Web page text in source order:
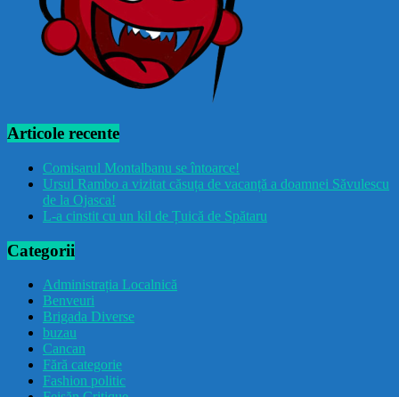
Articole recente
Comisarul Montalbanu se întoarce!
Ursul Rambo a vizitat căsuța de vacanță a doamnei Săvulescu
de la Ojasca!
L-a cinstit cu un kil de Țuică de Spătaru
Categorii
Administrația Localnică
Benveuri
Brigada Diverse
buzau
Cancan
Fără categorie
Fashion politic